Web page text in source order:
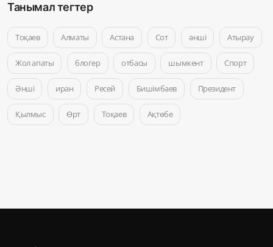
Танымал тегтер
Тоқаев Алматы Астана Сот әнші Атырау
Жол апаты блогер отбасы шымкент Спорт
Әнші иран Ресей Бишімбаев Президент
Қылмыс Өрт Тоқаев Ақтөбе